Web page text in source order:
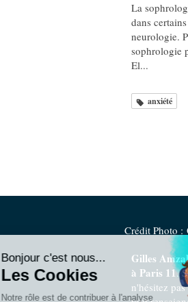
La
dans
neurologie.
sophrologie
El...
anxiété
Crédit Photo :
Gilles
à Paris 11.
n'hésitez